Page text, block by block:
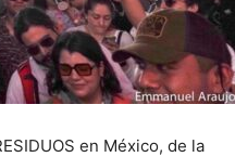
en México, de la